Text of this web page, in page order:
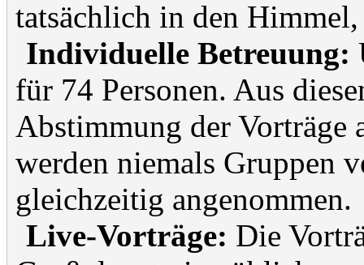
tatsächlich in den Himmel,
Individuelle Betreuung:
für 74 Personen. Aus
Abstimmung der Vorträge
werden niemals Gruppen
gleichzeitig angenommen.
Live-Vorträge: Die